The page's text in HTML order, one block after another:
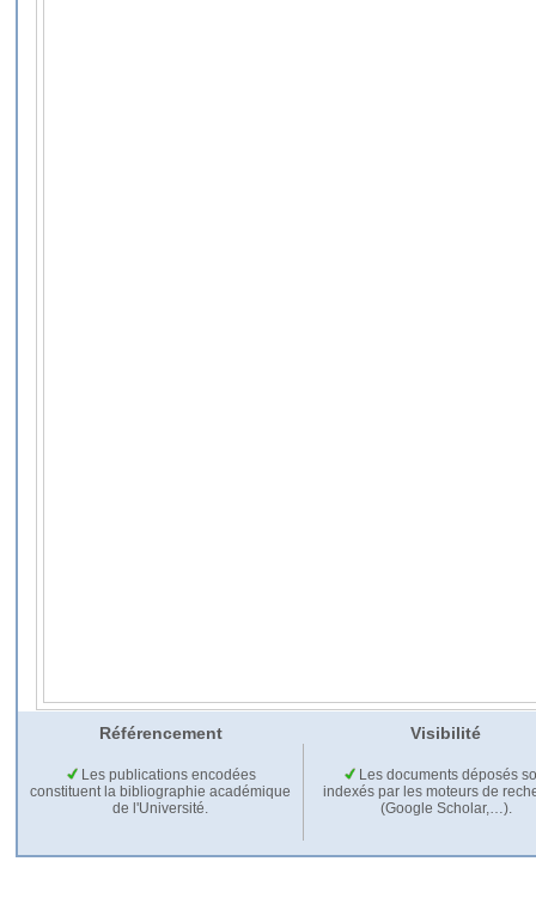
Référencement Visibilité
Les publications encodées
constituent la bibliographie académique
de l'Université.
Les documents déposés
indexés par les moteurs de
(Google Scholar,…).